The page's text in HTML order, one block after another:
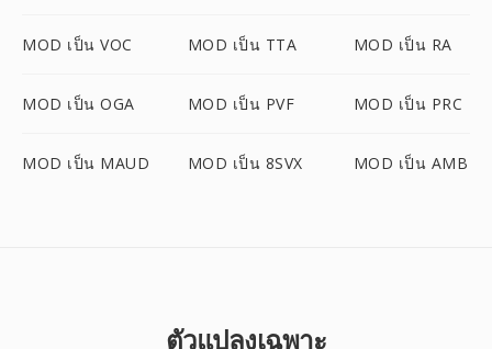
MOD เป็น VOC MOD เป็น TTA MOD เป็น RA
MOD เป็น OGA MOD เป็น PVF MOD เป็น PRC
MOD เป็น MAUD MOD เป็น 8SVX MOD เป็น AMB
ตัวแปลงเฉพาะ